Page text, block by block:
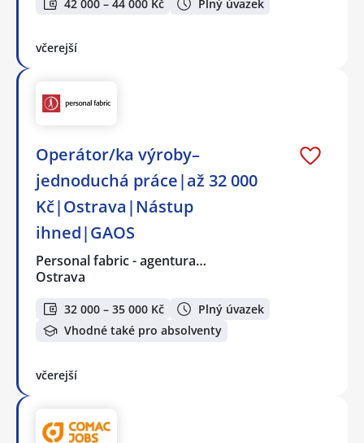
42 000 – 44 000 Kč Plný úvazek
včerejší
Operátor/ka výroby–
jednoduchá práce|až 32 000
Kč|Ostrava|Nástup
ihned|GAOS
Personal fabric - agentura…
Ostrava
32 000 – 35 000 Kč
Plný úvazek
Vhodné také pro absolventy
včerejší